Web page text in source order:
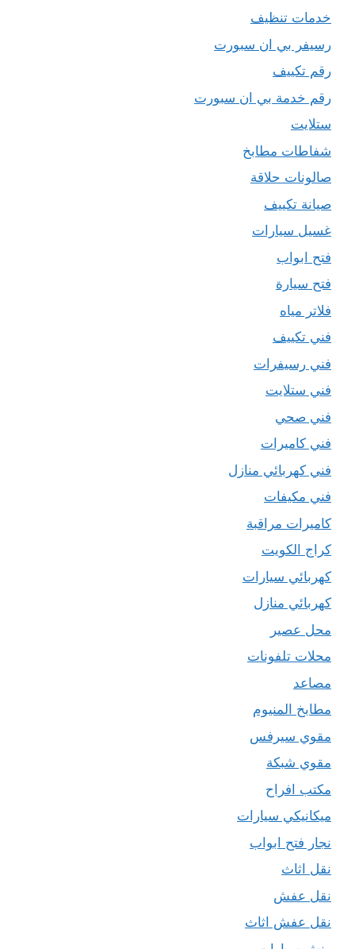
خدمات تنظيف
رسيفر بي ان سبورت
رقم تكييف
رقم خدمة بي ان سبورت
ستلايت
شفاطات مطابخ
صالونات حلاقة
صيانة تكييف
غسيل سيارات
فتح ابواب
فتح سيارة
فلاتر مياه
فني تكييف
فني رسيفرات
فني ستلايت
فني صحي
فني كاميرات
فني كهربائي منازل
فني مكيفات
كاميرات مراقبة
كراج الكويت
كهربائي سيارات
كهربائي منازل
محل عصير
محلات تلفونات
مصاعد
مطابخ المنيوم
مقوي سيرفس
مقوي شبكة
مكتب افراح
ميكانيكي سيارات
نجار فتح ابواب
نقل اثاث
نقل عفش
نقل عفش اثاث